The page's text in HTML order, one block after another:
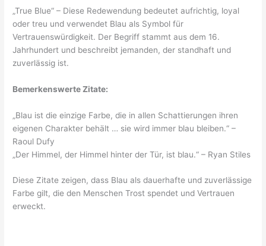
„True Blue“ – Diese Redewendung bedeutet aufrichtig, loyal
oder treu und verwendet Blau als Symbol für
Vertrauenswürdigkeit. Der Begriff stammt aus dem 16.
Jahrhundert und beschreibt jemanden, der standhaft und
zuverlässig ist.
Bemerkenswerte Zitate:
„Blau ist die einzige Farbe, die in allen Schattierungen ihren
eigenen Charakter behält … sie wird immer blau bleiben.“ –
Raoul Dufy
„Der Himmel, der Himmel hinter der Tür, ist blau.“ – Ryan Stiles
Diese Zitate zeigen, dass Blau als dauerhafte und zuverlässige
Farbe gilt, die den Menschen Trost spendet und Vertrauen
erweckt.